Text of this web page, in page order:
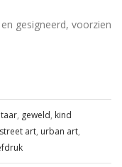
gesigneerd, voorzien
, geweld, kind
street art, urban art,